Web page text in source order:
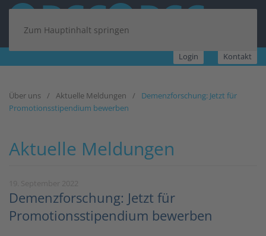
Zum Hauptinhalt springen
Login Kontakt
Über uns Aktuelle Meldungen
Demenzforschung: Jetzt für
Promotionsstipendium bewerben
Aktuelle Meldungen
Demenzforschung: Jetzt für
Promotionsstipendium bewerben